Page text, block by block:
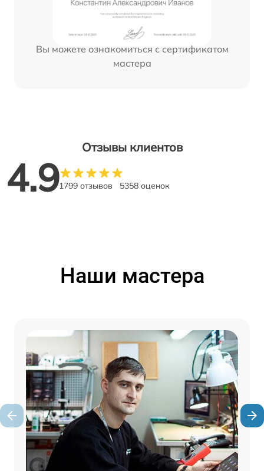
Вы можете ознакомиться с сертификатом
мастера
Отзывы клиентов
4.91799 отзывов 5358 оценок
Наши мастера